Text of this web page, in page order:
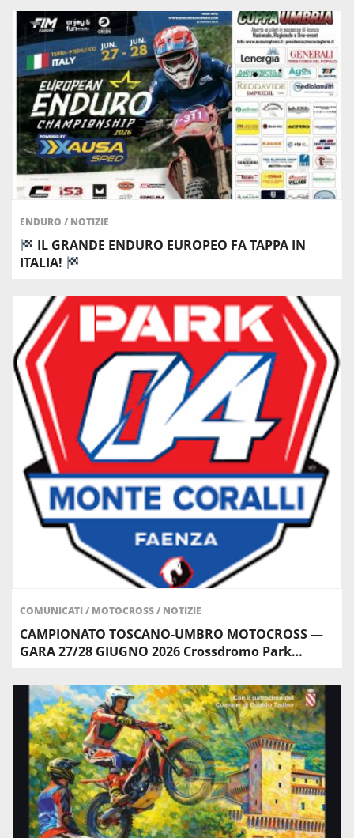
ENDURO / NOTIZIE
IL GRANDE ENDURO EUROPEO FA TAPPA IN
ITALIA!
COMUNICATI/ MOTOCROSS/ NOTIZIE
CAMPIONATO TOSCANO-UMBRO MOTOCROSS —
GARA 27/28 GIUGNO 2026 Crossdromo Park…